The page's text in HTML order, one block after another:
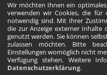
Wir möchten Ihnen ein
verwenden wir Cookies, die für
notwendig sind. Mit Ihrer
die zur Anzeige externer Inhalte
genutzt werden. Sie können
zulassen möchten. Bitte
Einstellungen womöglich nicht
Verfügung stehen. Weitere
Datenschutzerklärung.